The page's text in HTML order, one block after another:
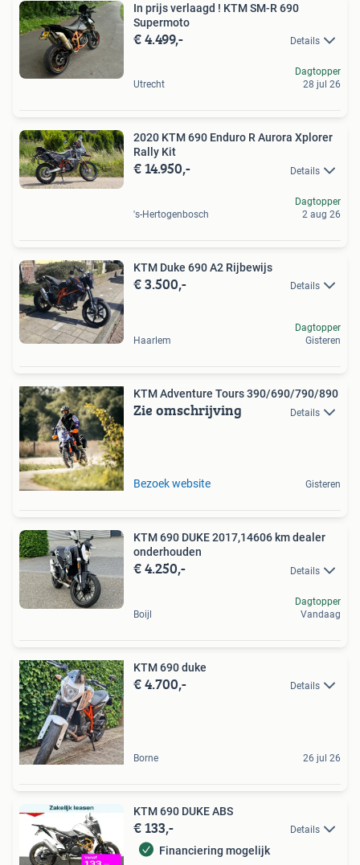
In prijs verlaagd ! KTM SM-R 690
Supermoto
€ 4.499,- Details
Utrecht
Dagtopper
28 jul 26
2020 KTM 690 Enduro R Aurora Xplorer
Rally Kit
€ 14.950,- Details
's-Hertogenbosch
Dagtopper
2 aug 26
KTM Duke 690 A2 Rijbewijs
€ 3.500,- Details
Haarlem
Dagtopper
Gisteren
KTM Adventure Tours 390/690/790/890
Zie omschrijving Details
Bezoek website Gisteren
KTM 690 DUKE 2017,14606 km dealer
onderhouden
€ 4.250,- Details
Boijl
Dagtopper
Vandaag
KTM 690 duke
€ 4.700,- Details
Borne 26 jul 26
KTM 690 DUKE ABS
€ 133,- Details
Financiering mogelijk